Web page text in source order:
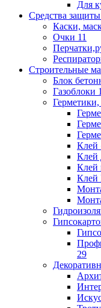
Для
Средства защиты
Каски,
Очки 11
Строительные
Блок
Газоблоки 1
Клей
Клей
Клей
29